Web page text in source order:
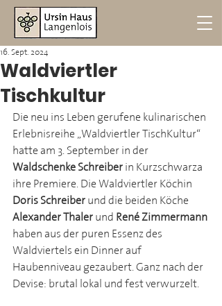
Waldviertler
Tischkultur
16. Sept. 2024
Die neu ins Leben gerufene kulinarischen
Erlebnisreihe „Waldviertler TischKultur“
hatte am 3. September in der
Waldschenke Schreiber in Kurzschwarza
ihre Premiere. Die Waldviertler Köchin
Doris Schreiber und die beiden Köche
Alexander Thaler und René Zimmermann
haben aus der puren Essenz des
Waldviertels ein Dinner auf
Haubenniveau gezaubert. Ganz nach der
Devise: brutal lokal und fest verwurzelt.